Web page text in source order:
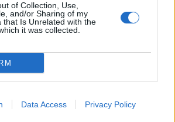
of Collection, Use,
and/or Sharing of my
that Is Unrelated with the
it was collected.
Data Access Privacy Policy
κρίση της πανδημίας του
να τονωθεί άμεσα η ρευστότητα
εργαζόμενους.
οριζόντια μέτρα έμπρακτης
ώστε να μπορέσει να δώσει
τις μάχες του αύριο. Αν δεν
χρειάζεται ώστε να